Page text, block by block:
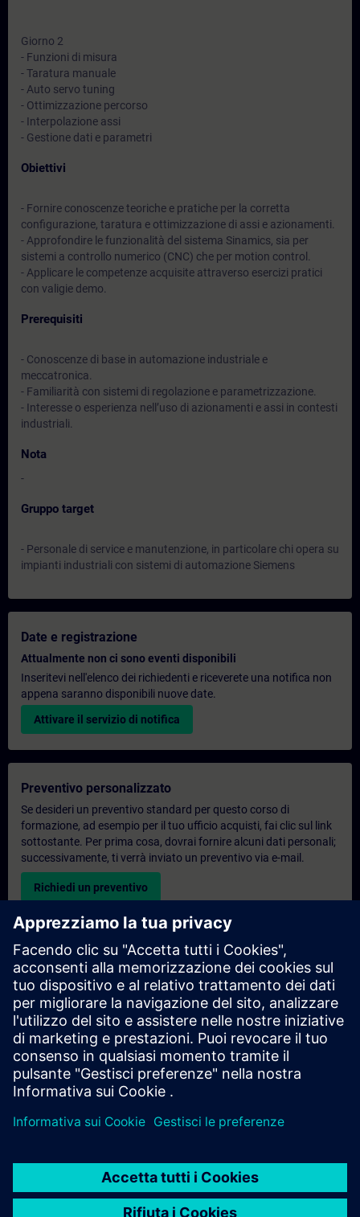
Giorno 2
- Funzioni di misura
- Taratura manuale
- Auto servo tuning
- Ottimizzazione percorso
- Interpolazione assi
- Gestione dati e parametri
Obiettivi
- Fornire conoscenze teoriche e pratiche per la corretta
configurazione, taratura e ottimizzazione di assi e azionamenti.
- Approfondire le funzionalità del sistema Sinamics, sia per
sistemi a controllo numerico (CNC) che per motion control.
- Applicare le competenze acquisite attraverso esercizi pratici
con valigie demo.
Prerequisiti
- Conoscenze di base in automazione industriale e
meccatronica.
- Familiarità con sistemi di regolazione e parametrizzazione.
- Interesse o esperienza nell’uso di azionamenti e assi in contesti
industriali.
Nota
-
Gruppo target
- Personale di service e manutenzione, in particolare chi opera su
impianti industriali con sistemi di automazione Siemens
Date e registrazione
Attualmente non ci sono eventi disponibili
Inseritevi nell'elenco dei richiedenti e riceverete una notifica non
appena saranno disponibili nuove date.
Attivare il servizio di notifica
Preventivo personalizzato
Se desideri un preventivo standard per questo corso di
formazione, ad esempio per il tuo ufficio acquisti, fai clic sul link
sottostante. Per prima cosa, dovrai fornire alcuni dati personali;
successivamente, ti verrà inviato un preventivo via e-mail.
Richiedi un preventivo
Richiesta di informazioni su corsi di formazione
esclusivi
Compila il modulo di richiesta sottostante se hai bisogno di un
preventivo per un corso di formazione esclusivo in sede,
virtualmente o presso il nostro centro di formazione SITRAIN.
Questo tipo di richiesta è adatto a gruppi più numerosi (da 6
persone in su). Dopo aver fornito i tuoi dati di contatto e le tue
esigenze formative, riceverai un preventivo da parte nostra.